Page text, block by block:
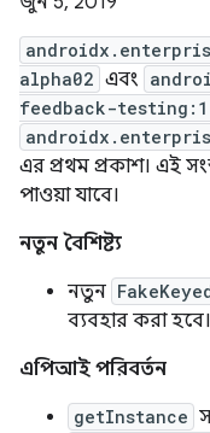
alpha02 এবং
feedback-
এর প্রথম প্রকাশ। এই
পাওয়া যাবে।
নতুন বৈশিষ্ট্য
নতুন
ব্যবহার করা হবে।
এপিআই পরিবর্তন
getInstance